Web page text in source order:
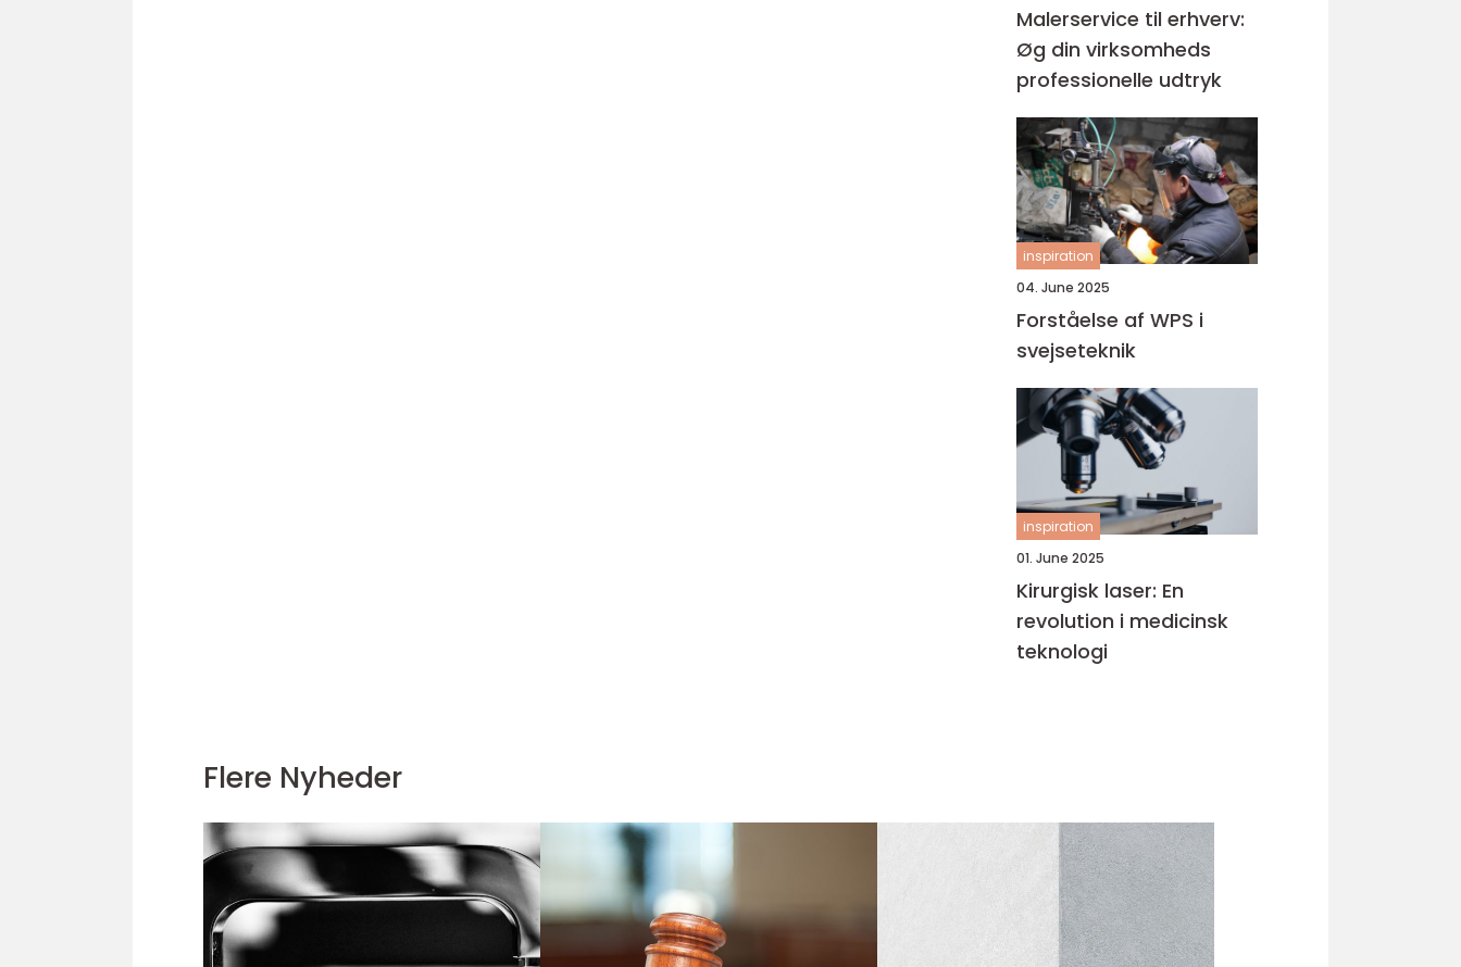
Malerservice til erhverv:
Øg din virksomheds
professionelle udtryk
inspiration
04. June 2025
Forståelse af WPS i
svejseteknik
inspiration
01. June 2025
Kirurgisk laser: En
revolution i medicinsk
teknologi
Flere Nyheder